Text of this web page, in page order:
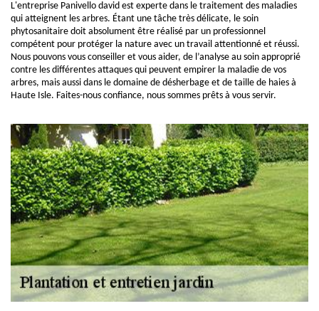
L'entreprise Panivello david est experte dans le traitement des maladies
qui atteignent les arbres. Étant une tâche très délicate, le soin
phytosanitaire doit absolument être réalisé par un professionnel
compétent pour protéger la nature avec un travail attentionné et réussi.
Nous pouvons vous conseiller et vous aider, de l’analyse au soin approprié
contre les différentes attaques qui peuvent empirer la maladie de vos
arbres, mais aussi dans le domaine de désherbage et de taille de haies à
Haute Isle. Faites-nous confiance, nous sommes prêts à vous servir.